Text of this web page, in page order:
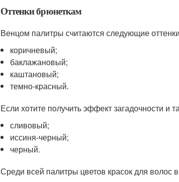
Оттенки брюнеткам
Венцом палитры считаются следующие
коричневый;
баклажановый;
каштановый;
темно-красный.
Если хотите получить эффект загадочности и
сливовый;
иссиня-черный;
черный.
Среди всей палитры цветов красок для волос